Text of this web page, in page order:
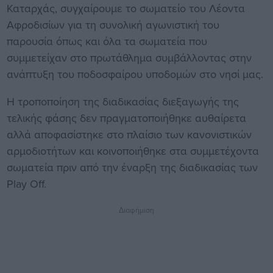
Καταρχάς, συγχαίρουμε το σωματείο του Λέοντα
Αφροδισίων για τη συνολική αγωνιστική του
παρουσία όπως και όλα τα σωματεία που
συμμετείχαν στο πρωτάθλημα συμβάλλοντας στην
ανάπτυξη του ποδοσφαίρου υποδομών στο νησί μας.
Η τροποποίηση της διαδικασίας διεξαγωγής της
τελικής φάσης δεν πραγματοποιήθηκε αυθαίρετα
αλλά αποφασίστηκε στο πλαίσιο των κανονιστικών
αρμοδιοτήτων και κοινοποιήθηκε στα συμμετέχοντα
σωματεία πριν από την έναρξη της διαδικασίας των
Play Off.
Διαφήμιση